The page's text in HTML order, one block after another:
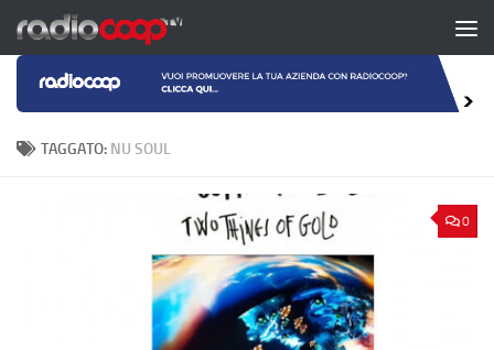
Salta al contenuto
TAGGATO: NU SOUL
0